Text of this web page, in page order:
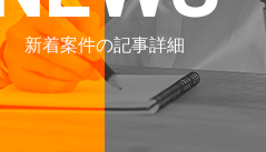
新着案件の記事詳細